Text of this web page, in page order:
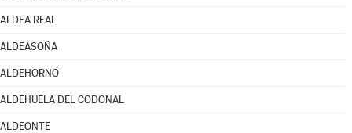
ALDEA REAL
ALDEASOÑA
ALDEHORNO
ALDEHUELA DEL CODONAL
ALDEONTE